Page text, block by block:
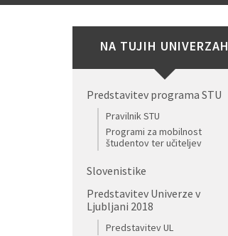
NA TUJIH UNIVERZAH
Predstavitev programa STU
Pravilnik STU
Programi za mobilnost
študentov ter učiteljev
Slovenistike
Predstavitev Univerze v
Ljubljani 2018
Predstavitev UL